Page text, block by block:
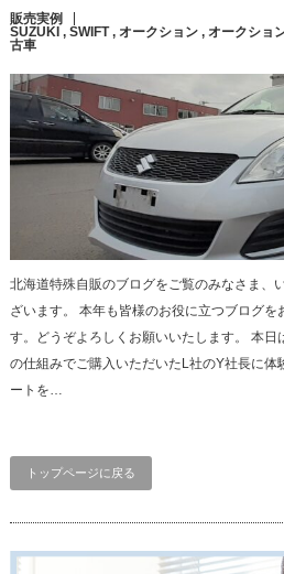
販売実例
SUZUKI, SWIFT, オークション, オークショ
古車
北海道特殊自販のブログをご覧のみなさま、
ざいます。 本年も皆様のお役に立つブログを
す。どうぞよろしくお願いいたします。 本
の仕組みでご購入いただいたL社のY社長に
ートを…
トップページに戻る